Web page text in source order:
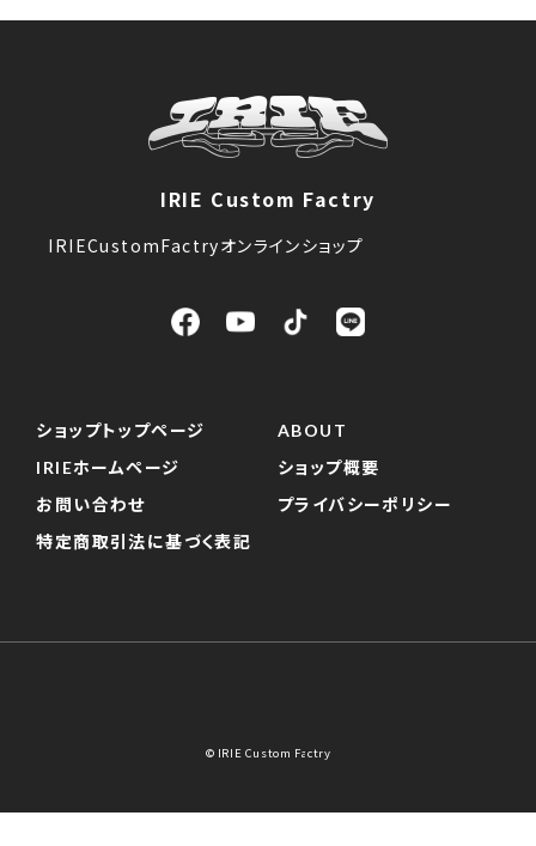
IRIE Custom Factry
IRIECustomFactryオンラインショップ
ショップトップページ
ABOUT
IRIEホームページ
ショップ概要
お問い合わせ
プライバシーポリシー
特定商取引法に基づく表記
© IRIE Custom Factry